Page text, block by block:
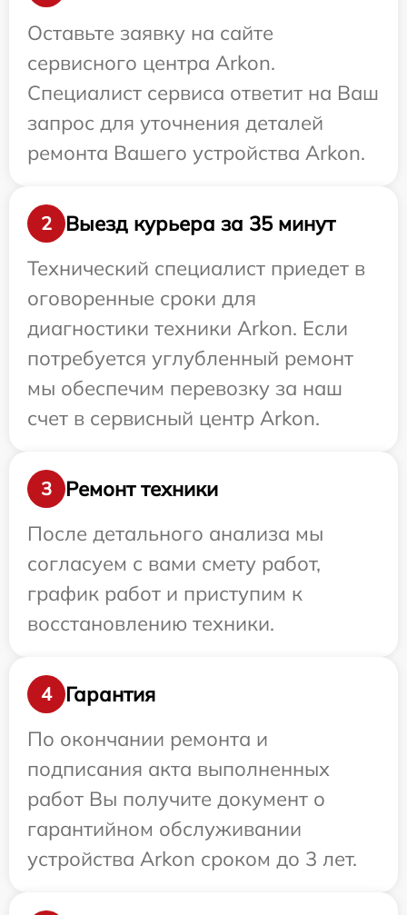
Оставьте заявку на сайте
сервисного центра Arkon.
Специалист сервиса ответит на Ваш
запрос для уточнения деталей
ремонта Вашего устройства Arkon.
2
Выезд курьера за 35 минут
Технический специалист приедет в
оговоренные сроки для
диагностики техники Arkon. Если
потребуется углубленный ремонт
мы обеспечим перевозку за наш
счет в сервисный центр Arkon.
3
Ремонт техники
После детального анализа мы
согласуем с вами смету работ,
график работ и приступим к
восстановлению техники.
4
Гарантия
По окончании ремонта и
подписания акта выполненных
работ Вы получите документ о
гарантийном обслуживании
устройства Arkon сроком до 3 лет.